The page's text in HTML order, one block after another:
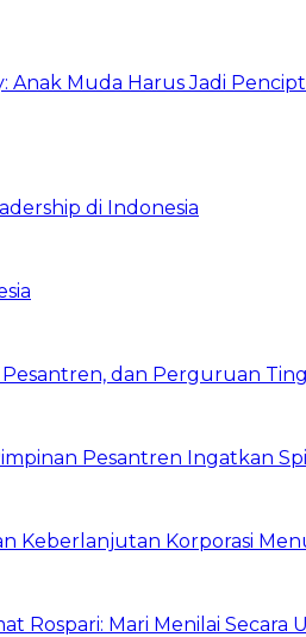
Anak Muda Harus Jadi
di Indonesia
dan Perguruan
Pesantren Ingatkan
Keberlanjutan Korporasi
Rospari: Mari Menilai Secara